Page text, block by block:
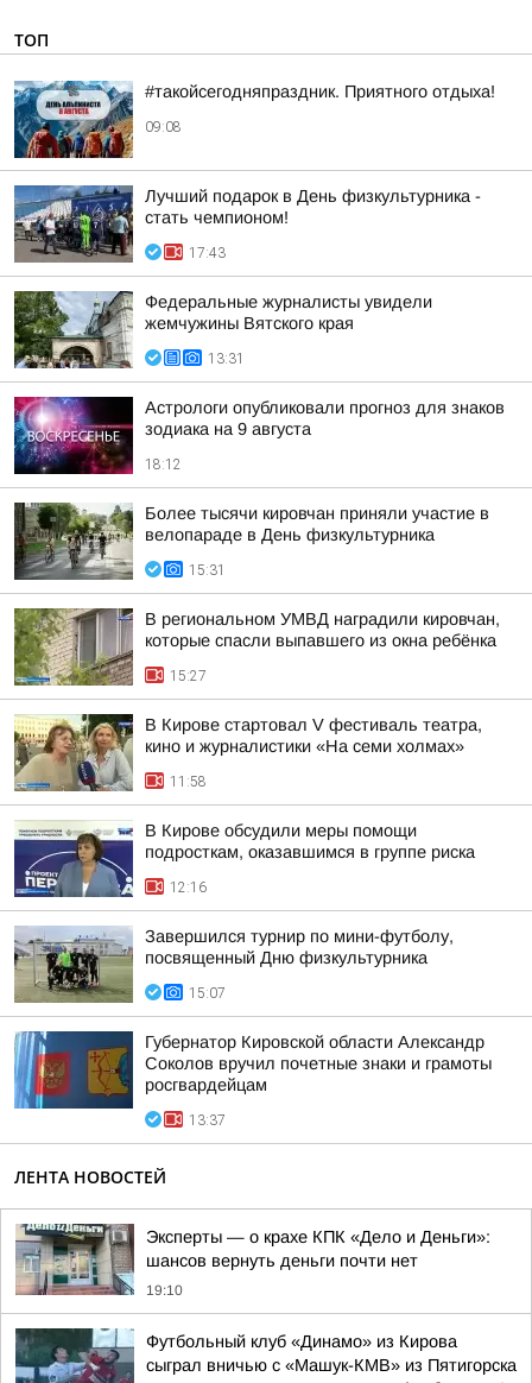
ТОП
#такойсегодняпраздник. Приятного отдыха!
09:08
Лучший подарок в День физкультурника -
стать чемпионом!
17:43
Федеральные журналисты увидели
жемчужины Вятского края
13:31
Астрологи опубликовали прогноз для знаков
зодиака на 9 августа
18:12
Более тысячи кировчан приняли участие в
велопараде в День физкультурника
15:31
В региональном УМВД наградили кировчан,
которые спасли выпавшего из окна ребёнка
15:27
В Кирове стартовал V фестиваль театра,
кино и журналистики «На семи холмах»
11:58
В Кирове обсудили меры помощи
подросткам, оказавшимся в группе риска
12:16
Завершился турнир по мини-футболу,
посвященный Дню физкультурника
15:07
Губернатор Кировской области Александр
Соколов вручил почетные знаки и грамоты
росгвардейцам
13:37
ЛЕНТА НОВОСТЕЙ
Эксперты — о крахе КПК «Дело и Деньги»:
шансов вернуть деньги почти нет
19:10
Футбольный клуб «Динамо» из Кирова
сыграл вничью с «Машук-КМВ» из Пятигорска